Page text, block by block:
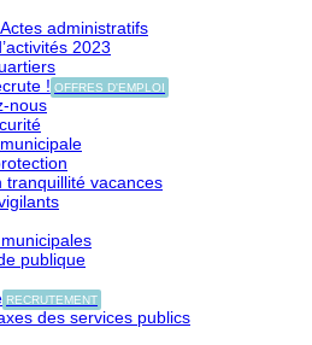
administratifs
2023
! OFFRES D'EMPLOI
nous
tranquillité vacances
publique
RECRUTEMENT
des services publics